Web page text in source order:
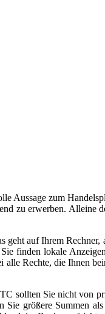
Aussage zum
zu erwerben. Alleine
geht auf Ihrem Rechner,
finden lokale
Rechte, die Ihnen
sollten Sie nicht von
Sie größere Summen